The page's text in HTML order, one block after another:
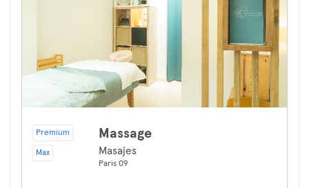
Premium
Max
Massage
Masajes
Paris 09